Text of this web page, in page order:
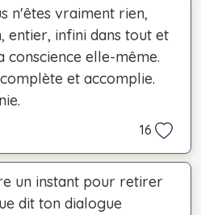
n'êtes vraiment rien,
entier, infini dans tout et
conscience elle-même.
et accomplie.
16
un instant pour retirer
dit ton dialogue